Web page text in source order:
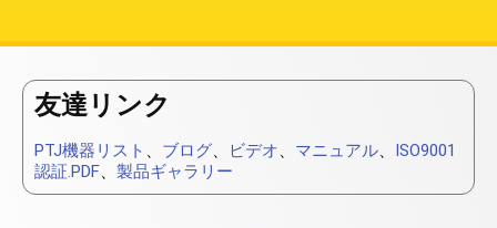
友達リンク
PTJ機器リスト 、 ブログ、 ビデオ、 マニュアル、 ISO9001
認証.PDF、 製品ギャラリー